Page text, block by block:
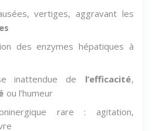
vertiges, aggravant les
des enzymes hépatiques à
inattendue de
rare : agitation,